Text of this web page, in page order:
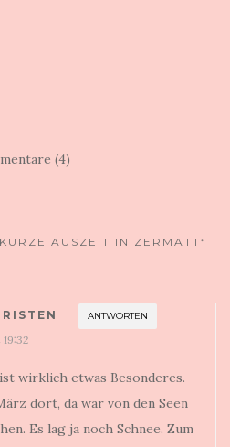
(4)
AUSZEIT IN ZERMATT“
ANTWORTEN
wirklich etwas Besonderes.
dort, da war von den Seen
Es lag ja noch Schnee. Zum